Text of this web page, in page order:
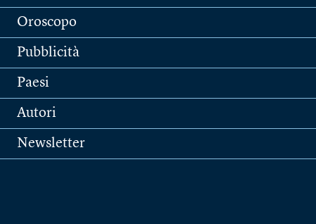
Oroscopo
Pubblicità
Paesi
Autori
Newsletter